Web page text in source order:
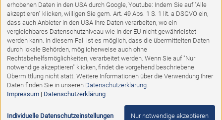
Ausstellungsstück
Spiegel "Savona" von Loddenkemper
Abholpreis:
347,00 € 195,00 €
erhobenen Daten in den USA durch Google, Youtube: Indem Sie auf "Alle
akzeptieren" klicken, willigen Sie gem. Art. 49 Abs. 1 S. 1 lit. a DSGVO ein,
dass auch Anbieter in den USA Ihre Daten verarbeiten, wo ein
vergleichbares Datenschutzniveau wie in der EU nicht gewährleistet
werden kann. In diesem Fall ist es möglich, dass die übermittelten Daten
durch lokale Behörden, möglicherweise auch ohne
Rechtsbehelfsmöglichkeiten, verarbeitet werden. Wenn Sie auf "Nur
notwendige akzeptieren" klicken, findet die vorgehend beschriebene
Übermittlung nicht statt. Weitere Informationen über die Verwendung Ihrer
Daten finden Sie in unseren Datenschutzerklärung.
Impressum| Datenschutzerklärung
Individuelle Datenschutzeinstellungen Nur notwendige akzeptieren